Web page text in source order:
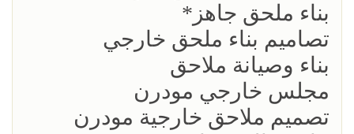
بناء ملحق جاهز*
تصاميم بناء ملحق خارجي
بناء وصيانة ملاحق
مجلس خارجي مودرن
تصميم ملاحق خارجية مودرن